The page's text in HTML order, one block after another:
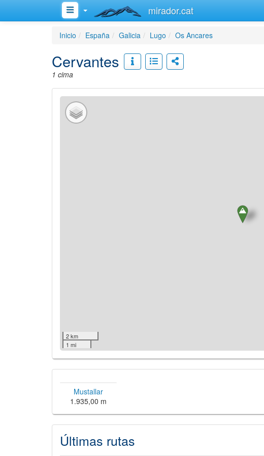
mirador.cat
Inicio España Galicia Lugo Os Ancares
Cervantes
1 cima
2 km
1 mi
Mustallar
1.935,00 m
Últimas rutas